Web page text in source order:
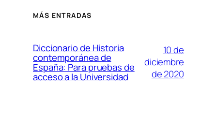
MÁS ENTRADAS
Diccionario de Historia
contemporánea de
España: Para pruebas de
acceso a la Universidad
10 de
diciembre
de 2020